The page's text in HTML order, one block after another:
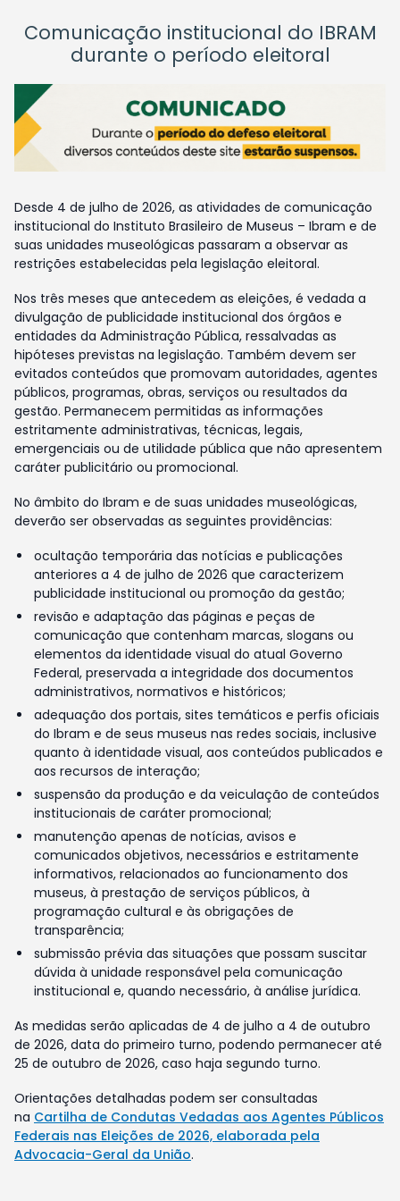
Comunicação institucional do IBRAM
durante o período eleitoral
Desde 4 de julho de 2026, as atividades de comunicação
institucional do Instituto Brasileiro de Museus – Ibram e de
suas unidades museológicas passaram a observar as
restrições estabelecidas pela legislação eleitoral.
Nos três meses que antecedem as eleições, é vedada a
divulgação de publicidade institucional dos órgãos e
entidades da Administração Pública, ressalvadas as
hipóteses previstas na legislação. Também devem ser
evitados conteúdos que promovam autoridades, agentes
públicos, programas, obras, serviços ou resultados da
gestão. Permanecem permitidas as informações
estritamente administrativas, técnicas, legais,
emergenciais ou de utilidade pública que não apresentem
caráter publicitário ou promocional.
No âmbito do Ibram e de suas unidades museológicas,
deverão ser observadas as seguintes providências:
ocultação temporária das notícias e publicações
anteriores a 4 de julho de 2026 que caracterizem
publicidade institucional ou promoção da gestão;
revisão e adaptação das páginas e peças de
comunicação que contenham marcas, slogans ou
elementos da identidade visual do atual Governo
Federal, preservada a integridade dos documentos
administrativos, normativos e históricos;
adequação dos portais, sites temáticos e perfis oficiais
do Ibram e de seus museus nas redes sociais, inclusive
quanto à identidade visual, aos conteúdos publicados e
aos recursos de interação;
suspensão da produção e da veiculação de conteúdos
institucionais de caráter promocional;
manutenção apenas de notícias, avisos e
comunicados objetivos, necessários e estritamente
informativos, relacionados ao funcionamento dos
museus, à prestação de serviços públicos, à
programação cultural e às obrigações de
transparência;
submissão prévia das situações que possam suscitar
dúvida à unidade responsável pela comunicação
institucional e, quando necessário, à análise jurídica.
As medidas serão aplicadas de 4 de julho a 4 de outubro
de 2026, data do primeiro turno, podendo permanecer até
25 de outubro de 2026, caso haja segundo turno.
Orientações detalhadas podem ser consultadas
na Cartilha de Condutas Vedadas aos Agentes Públicos
Federais nas Eleições de 2026, elaborada pela
Advocacia-Geral da União.